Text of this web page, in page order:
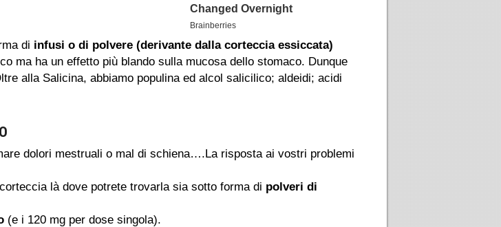
di infusi o di polvere (derivante dalla corteccia essiccata)
ma ha un effetto più blando sulla mucosa dello stomaco. Dunque
alla Salicina, abbiamo populina ed alcol salicilico; aldeidi; acidi
dolori mestruali o mal di schiena….La risposta ai vostri problemi
là dove potrete trovarla sia sotto forma di polveri di
(e i 120 mg per dose singola).